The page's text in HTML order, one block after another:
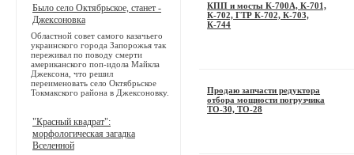
КПП и мосты К-700А, К-701,
К-702, ГТР К-702, К-703,
К-744
Продаю запчасти редуктора
отбора мощности погрузчика
ТО-30, ТО-28
Было село Октябрьское, станет -
Джексоновка
Областной совет самого казачьего
украинского города Запорожья так
переживал по поводу смерти
американского поп-идола Майкла
Джексона, что решил
переименовать село Октябрьское
Токмакского района в Джексоновку.
"Красный квадрат":
морфологическая загадка
Вселенной